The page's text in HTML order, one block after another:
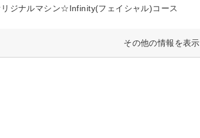
リジナルマシン☆Infinity(フェイシャル)コース
その他の情報を表示